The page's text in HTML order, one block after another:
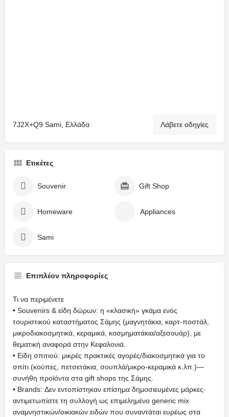
7J2X+Q9 Sami, Ελλάδα Λάβετε οδηγίες
Ετικέτες
Souvenir Gift Shop
Homeware Appliances
Sami
Επιπλέον πληροφορίες
Τι να περιμένετε
• Souvenirs & είδη δώρων: η «κλασική» γκάμα ενός
τουριστικού καταστήματος Σάμης (μαγνητάκια, καρτ-ποστάλ,
μικροδιακοσμητικά, κεραμικά, κοσμηματάκια/αξεσουάρ), με
θεματική αναφορά στην Κεφαλονιά.
• Είδη σπιτιού: μικρές πρακτικές αγορές/διακοσμητικά για το
σπίτι (κούπες, πετσετάκια, σουπλά/μικρο-κεραμικά κ.λπ.)—
συνήθη προϊόντα στα gift shops της Σάμης.
• Brands: Δεν εντοπίστηκαν επίσημα δημοσιευμένες μάρκες·
αντιμετωπίστε τη συλλογή ως επιμελημένο generic mix
αναμνηστικών/οικιακών ειδών που συναντάται ευρέως στα